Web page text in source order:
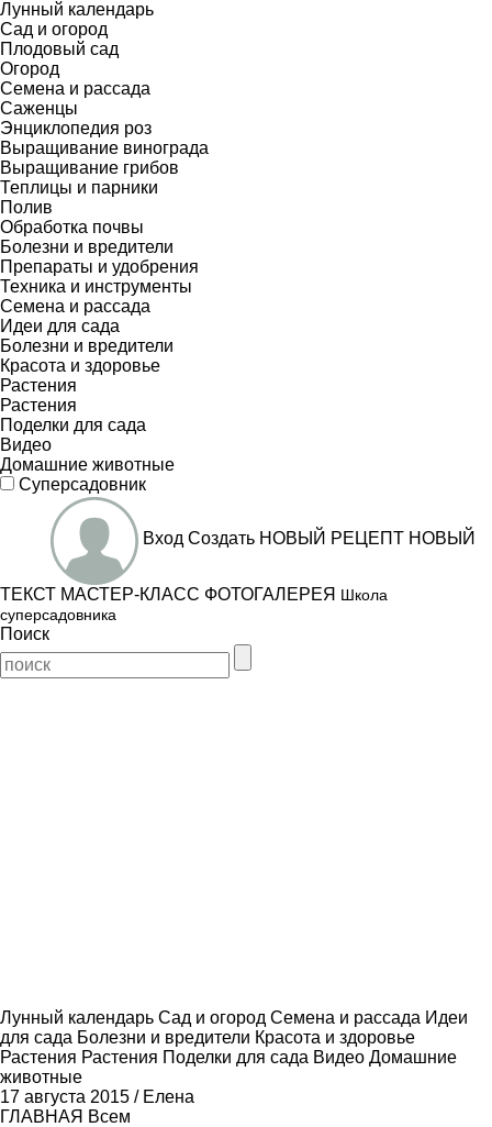
Лунный календарь
Сад и огород
Плодовый сад
Огород
Семена и рассада
Саженцы
Энциклопедия роз
Выращивание винограда
Выращивание грибов
Теплицы и парники
Полив
Обработка почвы
Болезни и вредители
Препараты и удобрения
Техника и инструменты
Семена и рассада
Идеи для сада
Болезни и вредители
Красота и здоровье
Растения
Растения
Поделки для сада
Видео
Домашние животные
Суперсадовник
Вход Создать НОВЫЙ РЕЦЕПТ НОВЫЙ
ТЕКСТ МАСТЕР-КЛАСС ФОТОГАЛЕРЕЯ Школа
суперсадовника
Поиск
Лунный календарь Сад и огород Семена и рассада Идеи
для сада Болезни и вредители Красота и здоровье
Растения Растения Поделки для сада Видео Домашние
животные
17 августа 2015 / Елена
ГЛАВНАЯ Всем